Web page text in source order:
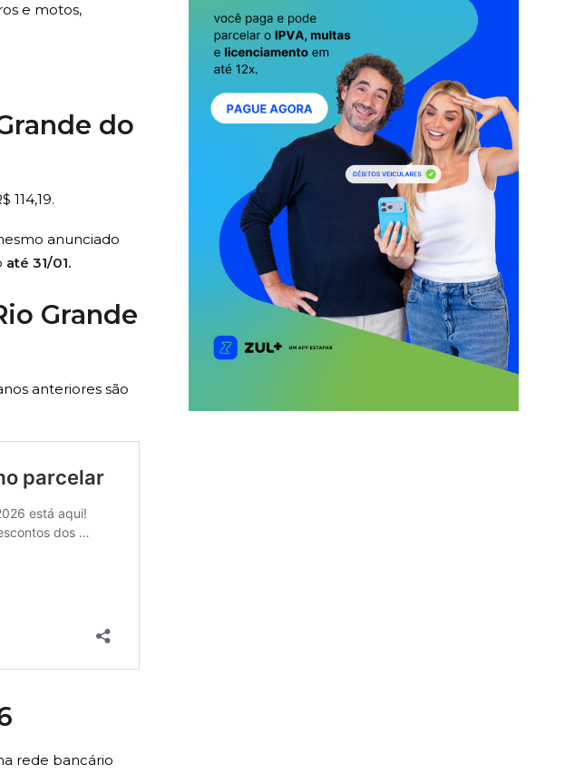
e motos,
do
114,19.
anunciado
até 31/01.
Grande
anteriores são
rede bancário